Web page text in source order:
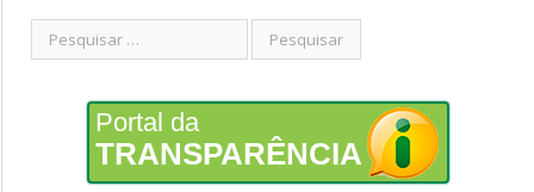
Portal da
TRANSPARÊNCIA